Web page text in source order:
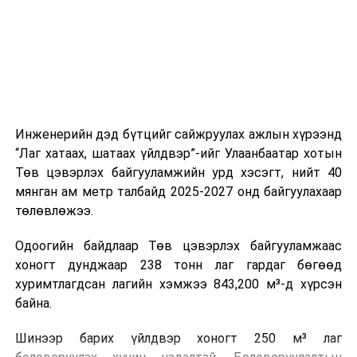
өдөр тутмын ажлын бэлэн байдлыг хангах зэрэг
практик ур чадварыг сургалтын хөтөлбөрт тусгажээ.
Сургалтыг танилцуулах лекц, асуулт-хариулт,
жишээнд суурилсан сургалт, багаар ажиллах дасгал,
танилцах, онцгой нөхцөлд ажиллах дадлага зэрэг
онол, практик хосолсон хэлбэрээр зохион байгуулж
байна.
зохион байгуулах Үндэсний хорооны Ажлын алба,
Инженерийн дэд бүтцийг сайжруулах ажлын хүрээнд
“Лаг хатаах, шатаах үйлдвэр”-ийг Улаанбаатар хотын
Төв цэвэрлэх байгууламжийн урд хэсэгт, нийт 40
мянган ам метр талбайд 2025-2027 онд байгуулахаар
төлөвлөжээ.
Одоогийн байдлаар Төв цэвэрлэх байгууламжаас
хоногт дунджаар 238 тонн лаг гардаг бөгөөд
хуримтлагдсан лагийн хэмжээ 843,200 м³-д хүрсэн
байна.
Шинээр барих үйлдвэр хоногт 250 м³ лаг